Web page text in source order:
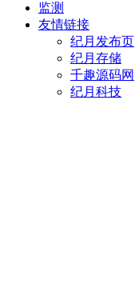
监测
友情链接
纪月发布页
纪月存储
千趣源码网
纪月科技